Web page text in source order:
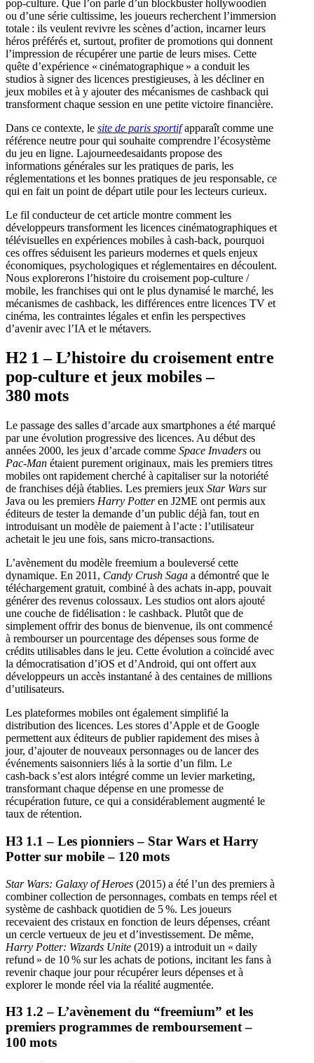
pop‑culture. Que l’on parle d’un blockbuster hollywoodien
ou d’une série cultissime, les joueurs recherchent l’immersion
totale : ils veulent revivre les scènes d’action, incarner leurs
héros préférés et, surtout, profiter de promotions qui donnent
l’impression de récupérer une partie de leurs mises. Cette
quête d’expérience « cinématographique » a conduit les
studios à signer des licences prestigieuses, à les décliner en
jeux mobiles et à y ajouter des mécanismes de cashback qui
transforment chaque session en une petite victoire financière.
Dans ce contexte, le site de paris sportifapparaît comme une
référence neutre pour qui souhaite comprendre l’écosystème
du jeu en ligne. Lajourneedesaidants propose des
informations générales sur les pratiques de paris, les
réglementations et les bonnes pratiques de jeu responsable, ce
qui en fait un point de départ utile pour les lecteurs curieux.
Le fil conducteur de cet article montre comment les
développeurs transforment les licences cinématographiques et
télévisuelles en expériences mobiles à cash‑back, pourquoi
ces offres séduisent les parieurs modernes et quels enjeux
économiques, psychologiques et réglementaires en découlent.
Nous explorerons l’histoire du croisement pop‑culture /
mobile, les franchises qui ont le plus dynamisé le marché, les
mécanismes de cashback, les différences entre licences TV et
cinéma, les contraintes légales et enfin les perspectives
d’avenir avec l’IA et le métavers.
H2 1 – L’histoire du croisement entre
pop‑culture et jeux mobiles –
380 mots
Le passage des salles d’arcade aux smartphones a été marqué
par une évolution progressive des licences. Au début des
années 2000, les jeux d’arcade comme Space Invaders ou
Pac‑Man étaient purement originaux, mais les premiers titres
mobiles ont rapidement cherché à capitaliser sur la notoriété
de franchises déjà établies. Les premiers jeux Star Wars sur
Java ou les premiers Harry Potteren J2ME ont permis aux
éditeurs de tester la demande d’un public déjà fan, tout en
introduisant un modèle de paiement à l’acte : l’utilisateur
achetait le jeu une fois, sans micro‑transactions.
L’avènement du modèle freemium a bouleversé cette
dynamique. En 2011, Candy Crush Saga a démontré que le
téléchargement gratuit, combiné à des achats in‑app, pouvait
générer des revenus colossaux. Les studios ont alors ajouté
une couche de fidélisation : le cashback. Plutôt que de
simplement offrir des bonus de bienvenue, ils ont commencé
à rembourser un pourcentage des dépenses sous forme de
crédits utilisables dans le jeu. Cette évolution a coïncidé avec
la démocratisation d’iOS et d’Android, qui ont offert aux
développeurs un accès instantané à des centaines de millions
d’utilisateurs.
Les plateformes mobiles ont également simplifié la
distribution des licences. Les stores d’Apple et de Google
permettent aux éditeurs de publier rapidement des mises à
jour, d’ajouter de nouveaux personnages ou de lancer des
événements saisonniers liés à la sortie d’un film. Le
cash‑back s’est alors intégré comme un levier marketing,
transformant chaque dépense en une promesse de
récupération future, ce qui a considérablement augmenté le
taux de rétention.
H3 1.1 – Les pionniers – Star Wars et Harry
Potter sur mobile – 120 mots
Star Wars: Galaxy of Heroes (2015) a été l’un des premiers à
combiner collection de personnages, combats en temps réel et
système de cashback quotidien de 5 %. Les joueurs
recevaient des cristaux en fonction de leurs dépenses, créant
un cercle vertueux de jeu et d’investissement. De même,
Harry Potter: Wizards Unite (2019) a introduit un « daily
refund » de 10 % sur les achats de potions, incitant les fans à
revenir chaque jour pour récupérer leurs dépenses et à
explorer le monde réel via la réalité augmentée.
H3 1.2 – L’avènement du “freemium” et les
premiers programmes de remboursement –
100 mots